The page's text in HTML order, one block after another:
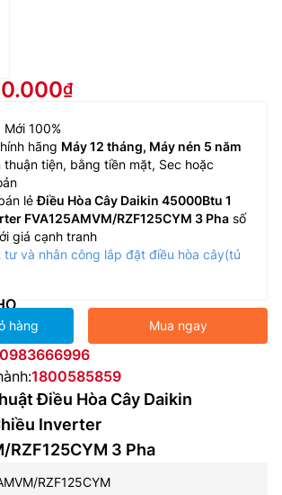
Mới 100%
hãng Máy 12 tháng, Máy nén 5 năm
thuận tiện, bằng tiền mặt, Sec hoặc
lẻĐiều Hòa Cây Daikin 45000Btu 1
FVA125AMVM/RZF125CYM 3 Pha số
giá cạnh tranh
tư và nhân công lắp đặt điều hòa cây(tủ
hàng Mua ngay
0983666996
1800585859
Điều Hòa Cây Daikin
Inverter
RZF125CYM 3 Pha
RZF125CYM